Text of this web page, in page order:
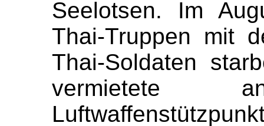
Seelotsen. Im
Thai-Truppen mit
Thai-Soldaten